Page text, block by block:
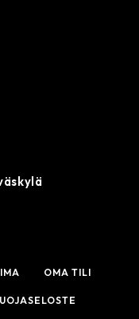
OMA TILI